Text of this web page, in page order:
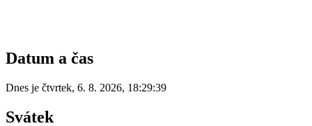
Datum a čas
Dnes je čtvrtek, 6. 8. 2026, 18:29:39
Svátek